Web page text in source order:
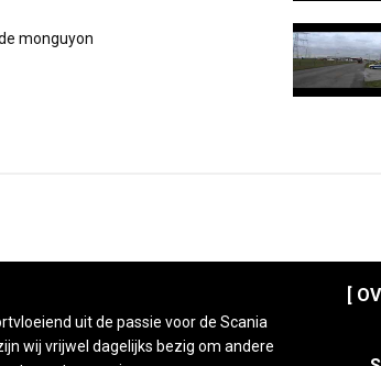
monguyon
uit de passie voor de Scania
wij vrijwel dagelijks bezig om andere
[